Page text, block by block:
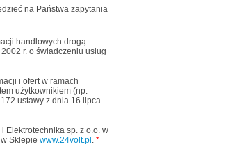
na Państwa zapytania
handlowych drogą
r. o świadczeniu usług
i ofert w ramach
użytkownikiem (np.
ustawy z dnia 16 lipca
Elektrotechnika sp. z o.o. w
Sklepie www.24volt.pl . *